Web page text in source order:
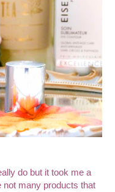
do but it took me a
not many products that